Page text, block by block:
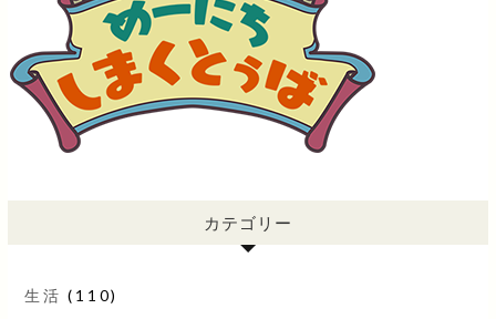
カテゴリー
生活 (110)